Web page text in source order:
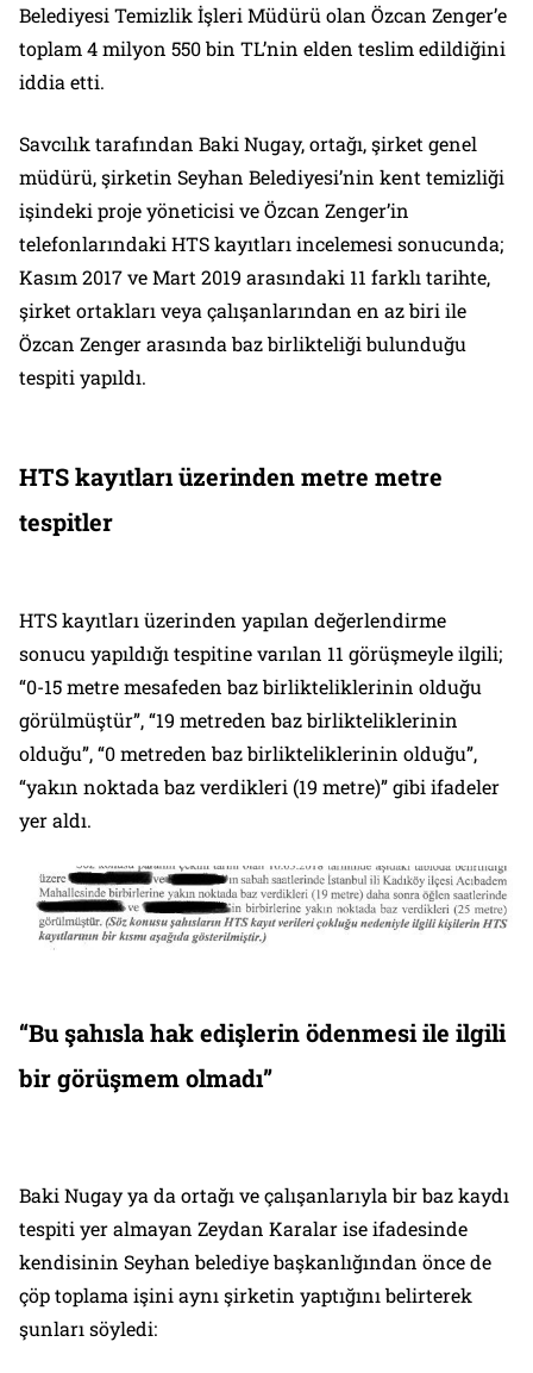
Belediyesi Temizlik İşleri Müdürü olan Özcan Zenger’e
toplam 4 milyon 550 bin TL’nin elden teslim edildiğini
iddia etti.
Savcılık tarafından Baki Nugay, ortağı, şirket genel
müdürü, şirketin Seyhan Belediyesi’nin kent temizliği
işindeki proje yöneticisi ve Özcan Zenger’in
telefonlarındaki HTS kayıtları incelemesi sonucunda;
Kasım 2017 ve Mart 2019 arasındaki 11 farklı tarihte,
şirket ortakları veya çalışanlarından en az biri ile
Özcan Zenger arasında baz birlikteliği bulunduğu
tespiti yapıldı.
HTS kayıtları üzerinden metre metre
tespitler
HTS kayıtları üzerinden yapılan değerlendirme
sonucu yapıldığı tespitine varılan 11 görüşmeyle ilgili;
“0-15 metre mesafeden baz birlikteliklerinin olduğu
görülmüştür”, “19 metreden baz birlikteliklerinin
olduğu”, “0 metreden baz birlikteliklerinin olduğu”,
“yakın noktada baz verdikleri (19 metre)” gibi ifadeler
yer aldı.
“Bu şahısla hak edişlerin ödenmesi ile ilgili
bir görüşmem olmadı”
Baki Nugay ya da ortağı ve çalışanlarıyla bir baz kaydı
tespiti yer almayan Zeydan Karalar ise ifadesinde
kendisinin Seyhan belediye başkanlığından önce de
çöp toplama işini aynı şirketin yaptığını belirterek
şunları söyledi: